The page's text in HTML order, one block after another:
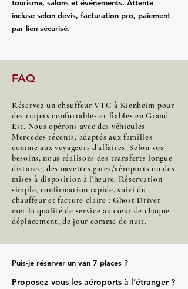
tourisme, salons et événements. Attente
incluse selon devis, facturation pro, paiement
par lien sécurisé.
FAQ
Réservez un chauffeur VTC à Kienheim pour
des trajets confortables et fiables en Grand
Est. Nous opérons avec des véhicules
Mercedes récents, adaptés aux familles
comme aux voyageurs d’affaires. Selon vos
besoins, nous réalisons des transferts longue
distance, des navettes gares/aéroports ou des
mises à disposition à l’heure. Réservation
simple, confirmation rapide, suivi du
chauffeur et facture claire : Ghost Driver
met la qualité de service au cœur de chaque
déplacement, de jour comme de nuit.
Puis‑je réserver un van 7 places ?
Proposez‑vous les aéroports à l’étranger ?